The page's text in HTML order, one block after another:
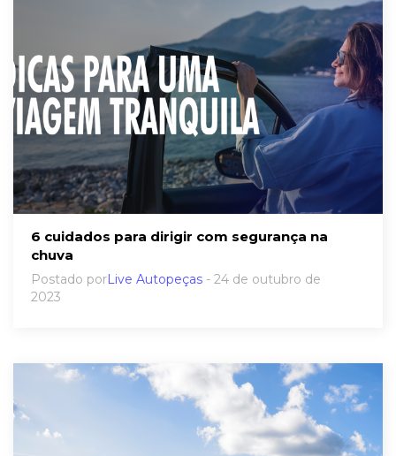
6 cuidados para dirigir com segurança na
chuva
Postado porLive Autopeças - 24 de outubro de
2023